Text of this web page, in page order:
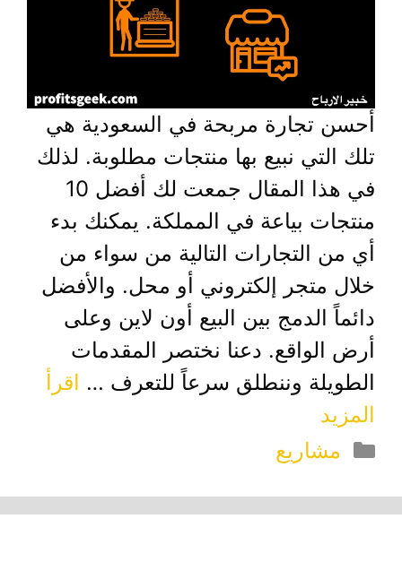
أحسن تجارة مربحة في السعودية هي
تلك التي نبيع بها منتجات مطلوبة. لذلك
في هذا المقال جمعت لك أفضل 10
منتجات بياعة في المملكة. يمكنك بدء
أي من التجارات التالية من سواء من
خلال متجر إلكتروني أو محل. والأفضل
دائماً الدمج بين البيع أون لاين وعلى
أرض الواقع. دعنا نختصر المقدمات
الطويلة وننطلق سرعاً للتعرف … اقرأ
المزيد
التصنيفات
مشاريع